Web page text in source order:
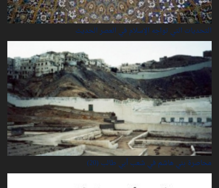
التحديات التي تواجه الإسلام في العصر الحديث
محاصرة بني هاشم في شعب أبي طالب (20)